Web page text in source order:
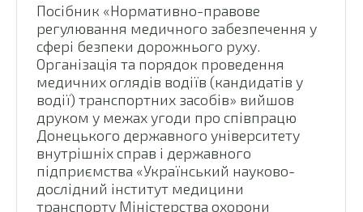
Посібник «Нормативно-правове
регулювання медичного забезпечення у
сфері безпеки дорожнього руху.
Організація та порядок проведення
медичних оглядів водіїв (кандидатів у
водії) транспортних засобів» вийшов
друком у межах угоди про співпрацю
Донецького державного університету
внутрішніх справ і державного
підприємства «Український науково-
дослідний інститут медицини
транспорту Міністерства охорони